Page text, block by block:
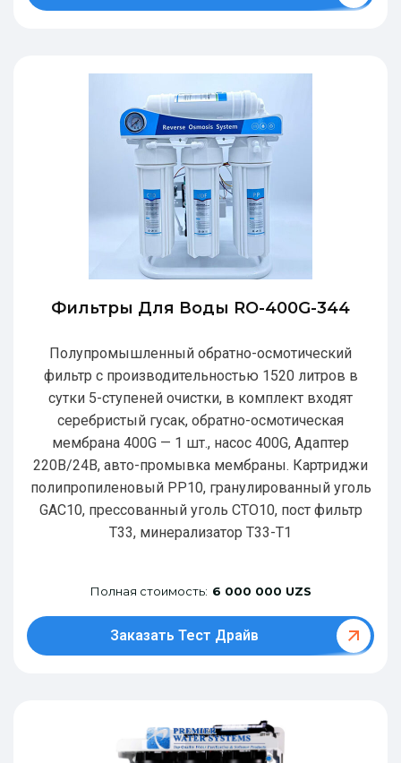
Фильтры Для Воды RO-400G-344
Полупромышленный обратно-осмотический
фильтр с производительностью 1520 литров в
сутки 5-ступеней очистки, в комплект входят
серебристый гусак, обратно-осмотическая
мембрана 400G — 1 шт., насос 400G, Адаптер
220В/24В, авто-промывка мембраны. Картриджи
полипропиленовый РР10, гранулированный уголь
GAC10, прессованный уголь CTO10, пост фильтр
T33, минерализатор Т33-Т1
Полная стоимость: 6 000 000 UZS
Заказать Тест Драйв